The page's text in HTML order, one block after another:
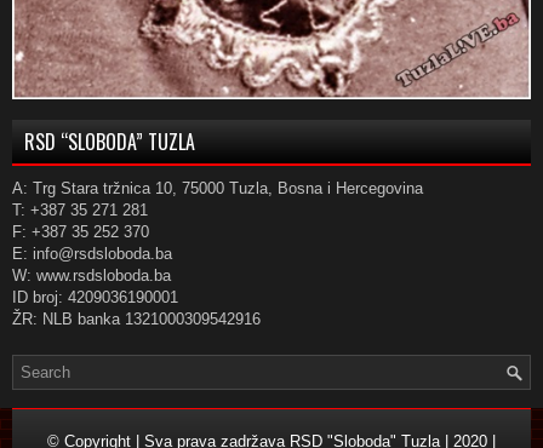
RSD “SLOBODA” TUZLA
A: Trg Stara tržnica 10, 75000 Tuzla, Bosna i Hercegovina
T: +387 35 271 281
F: +387 35 252 370
E: info@rsdsloboda.ba
W: www.rsdsloboda.ba
ID broj: 4209036190001
ŽR: NLB banka 1321000309542916
© Copyright | Sva prava zadržava RSD "Sloboda" Tuzla | 2020 |